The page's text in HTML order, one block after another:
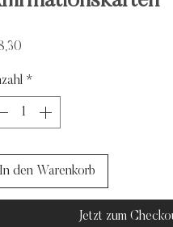
*
In den Warenkorb
Jetzt zum